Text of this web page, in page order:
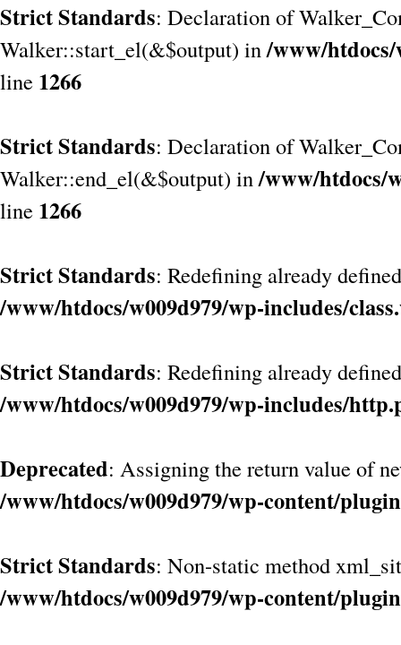
Strict Standards: Declaration of
Walker::start_el(&$output) in/www/
line 1266
Strict Standards: Declaration of
Walker::end_el(&$output) in/www/htdocs/
line 1266
Strict Standards: Redefining already
/www/htdocs/w009d979/wp-includes/
Strict Standards: Redefining already
/www/htdocs/w009d979/wp-includes/
Deprecated: Assigning the return value of
/www/htdocs/w009d979/wp-content/
Strict Standards: Non-static method
/www/htdocs/w009d979/wp-content/